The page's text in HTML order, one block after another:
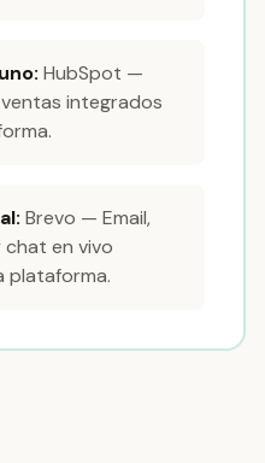
HubSpot —
integrados
Brevo — Email,
chat en vivo
plataforma.